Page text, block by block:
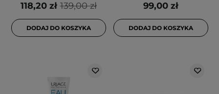
139,00 zł
118,20 zł
DODAJ DO KOSZYKA
99,00 zł
DODAJ DO KOSZYKA